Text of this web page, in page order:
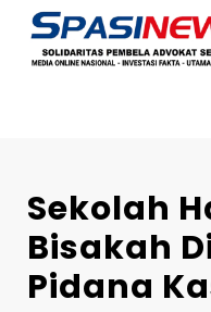
Sekolah
Bisakah
Pidana